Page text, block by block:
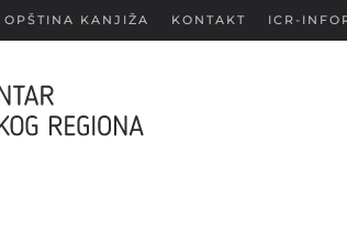
OPŠTINA KANJIŽA KONTAKT ICR-